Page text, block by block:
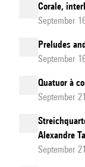
Corale,
September
Preludes
September
Quatuor à
September
Alexandre
September